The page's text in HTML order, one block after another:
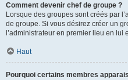
Comment devenir chef de groupe ?
Lorsque des groupes sont créés par
de groupe. Si vous désirez créer un
l’administrateur en premier lieu en lui
Haut
Pourquoi certains membres